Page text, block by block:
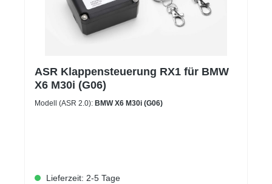
ASR Klappensteuerung RX1 für BMW
X6 M30i (G06)
Modell (ASR 2.0): BMW X6 M30i (G06)
Lieferzeit: 2-5 Tage